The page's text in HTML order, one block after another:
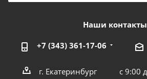
Наши контакты
+7 (343) 361-17-06
г. Екатеринбург с 9:00